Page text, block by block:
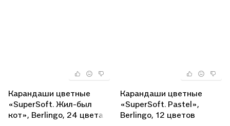
Карандаши цветные
«SuperSoft. Жил-был
кот», Berlingo, 24 цвета
Карандаши цветные
«SuperSoft. Pastel»,
Berlingo, 12 цветов